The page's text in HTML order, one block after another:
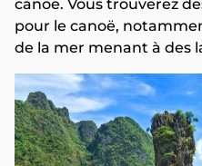
canoë. Vous trouverez
pour le canoë,
de la mer menant à des